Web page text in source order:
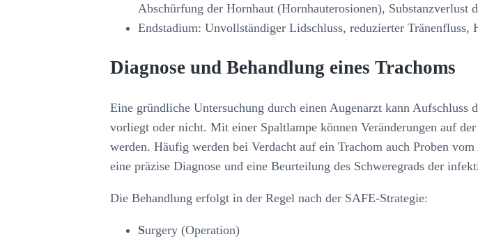
Abschürfung der Hornhaut (Hornhauterosionen), Substanzverlust
Endstadium: Unvollständiger Lidschluss, reduzierter Tränenfluss,
Diagnose und Behandlung eines Trachoms
Eine gründliche Untersuchung durch einen Augenarzt kann Aufschluss
vorliegt oder nicht. Mit einer Spaltlampe können Veränderungen auf
werden. Häufig werden bei Verdacht auf ein Trachom auch Proben
eine präzise Diagnose und eine Beurteilung des Schweregrads der
Die Behandlung erfolgt in der Regel nach der SAFE-Strategie:
Surgery (Operation)